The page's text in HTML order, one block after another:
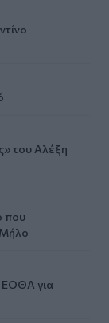
του Αλέξη
που
ΕΟΘΑ για